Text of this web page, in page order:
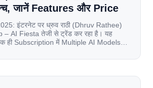
जानें Features और Price
इंटरनेट पर ध्रुव राठी (Dhruv Rathee)
– AI Fiesta तेजी से ट्रेंड कर रहा है। यह
एक ही Subscription में Multiple AI Models
लॉन्च के तुरंत […]